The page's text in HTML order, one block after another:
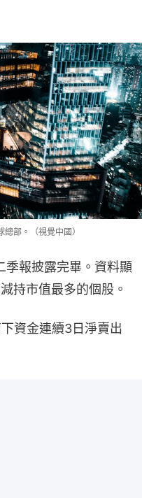
部。（視覺中國）
報披露完畢。資料顯
持市值最多的個股。
資金連續3日淨賣出